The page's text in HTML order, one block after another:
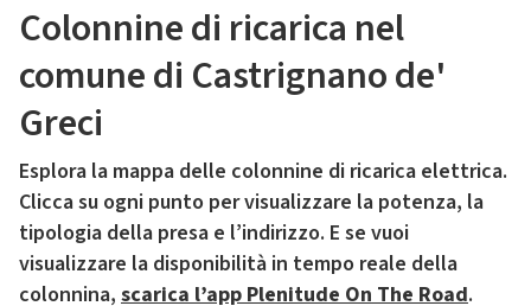
Colonnine di ricarica nel
comune di Castrignano de'
Greci
Esplora la mappa delle colonnine di ricarica elettrica.
Clicca su ogni punto per visualizzare la potenza, la
tipologia della presa e l’indirizzo. E se vuoi
visualizzare la disponibilità in tempo reale della
colonnina, scarica l’app Plenitude On The Road.